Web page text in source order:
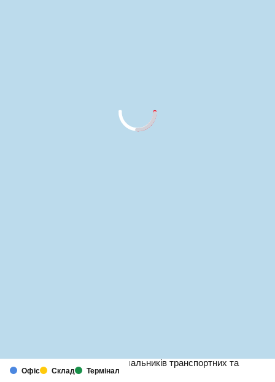
Офіс Склад Термінал
DSV– один із провідних постачальників транспортних та
логістичних послуг в Україні.